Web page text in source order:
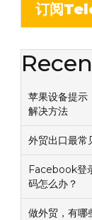
订阅
苹果设备提示
解决方法
外贸出口最常
Facebook登
码怎么办？
做外贸，有哪